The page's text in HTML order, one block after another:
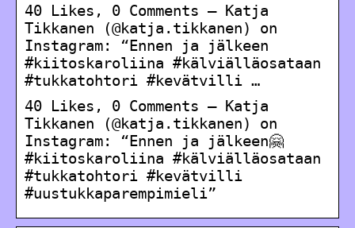
40 Likes, 0 Comments – Katja
Tikkanen (@katja.tikkanen) on
Instagram: “Ennen ja jälkeen
#kiitoskaroliina #kälviälläosataan
#tukkatohtori #kevätvilli …
40 Likes, 0 Comments – Katja
Tikkanen (@katja.tikkanen) on
Instagram: “Ennen ja jälkeen🤗
#kiitoskaroliina #kälviälläosataan
#tukkatohtori #kevätvilli
#uustukkaparempimieli”